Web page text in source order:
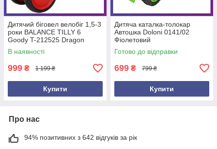
Дитячий біговел велобіг 1,5-3
роки BALANCE TILLY 6
Goody T-212525 Dragon
В наявності
999 ₴ 1 199 ₴
Купити
Дитяча каталка-толокар
Автошка Doloni 0141/02
Фіолетовий
Готово до відправки
699 ₴ 799 ₴
Купити
Про нас
94% позитивних з 642 відгуків за рік